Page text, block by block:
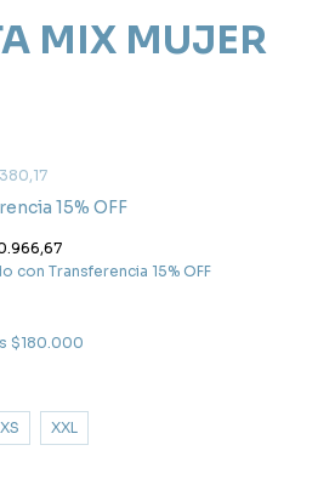
MIX MUJER
15% OFF
con Transferencia 15% OFF
$180.000
XS XXL